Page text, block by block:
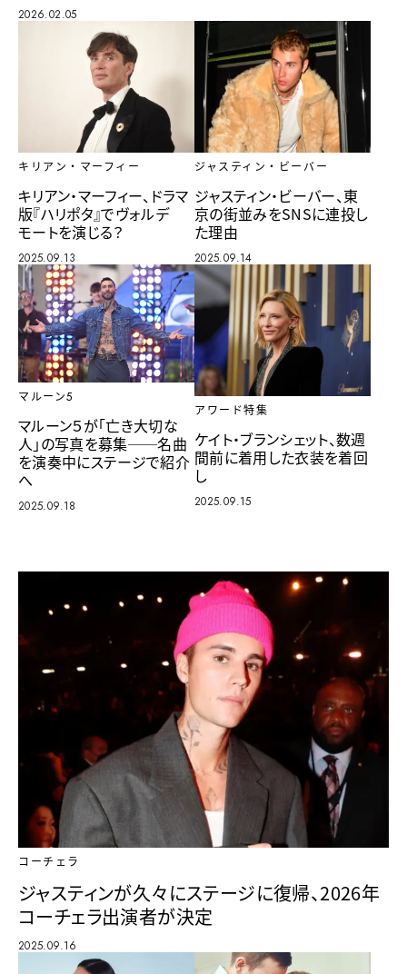
2026.02.05
キリアン・マーフィー
キリアン・マーフィー、ドラマ
版『ハリポタ』でヴォルデ
モートを演じる？
2025.09.13
ジャスティン・ビーバー
ジャスティン・ビーバー、東
京の街並みをSNSに連投し
た理由
2025.09.14
マルーン5
マルーン５が「亡き大切な
人」の写真を募集──名曲
を演奏中にステージで紹介
へ
2025.09.18
アワード特集
ケイト・ブランシェット、数週
間前に着用した衣装を着回
し
2025.09.15
コーチェラ
ジャスティンが久々にステージに復帰、2026年
コーチェラ出演者が決定
2025.09.16